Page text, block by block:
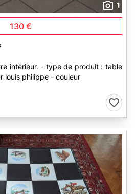
1
130 €
intérieur. - type de produit : table
louis philippe - couleur